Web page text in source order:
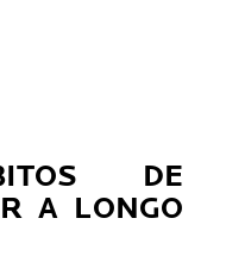
DE
A LONGO